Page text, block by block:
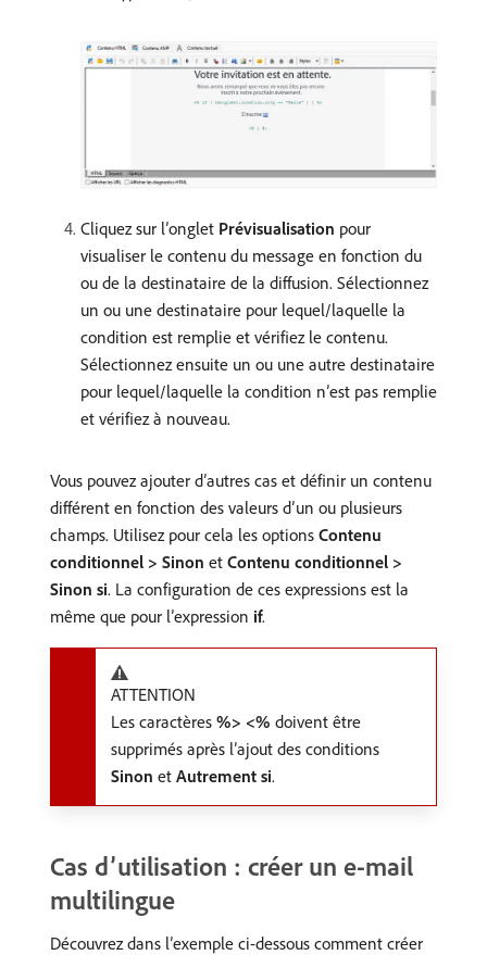
Cliquez sur l’onglet Prévisualisation pour
visualiser le contenu du message en fonction du
ou de la destinataire de la diffusion. Sélectionnez
un ou une destinataire pour lequel/laquelle la
condition est remplie et vérifiez le contenu.
Sélectionnez ensuite un ou une autre destinataire
pour lequel/laquelle la condition n’est pas remplie
et vérifiez à nouveau.
Vous pouvez ajouter d’autres cas et définir un contenu
différent en fonction des valeurs d’un ou plusieurs
champs. Utilisez pour cela les options Contenu
conditionnel > Sinon et Contenu conditionnel >
Sinon si. La configuration de ces expressions est la
même que pour l’expression if.
ATTENTION
Les caractères %> <% doivent être
supprimés après l’ajout des conditions
Sinon et Autrement si.
Cas d’utilisation : créer un e-mail
multilingue
Découvrez dans l’exemple ci-dessous comment créer